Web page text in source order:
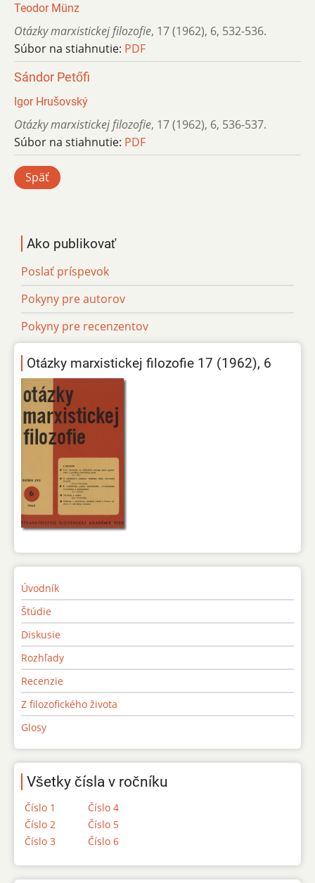
Teodor Münz
Otázky marxistickej filozofie, 17 (1962), 6, 532-536.
Súbor na stiahnutie: PDF
Sándor Petőfi
Igor Hrušovský
Otázky marxistickej filozofie, 17 (1962), 6, 536-537.
Súbor na stiahnutie: PDF
Späť
Ako publikovať
Poslať príspevok
Pokyny pre autorov
Pokyny pre recenzentov
Otázky marxistickej filozofie 17 (1962), 6
Úvodník
Štúdie
Diskusie
Rozhľady
Recenzie
Z filozofického života
Glosy
Všetky čísla v ročníku
Číslo 1
Číslo 2
Číslo 3
Číslo 4
Číslo 5
Číslo 6